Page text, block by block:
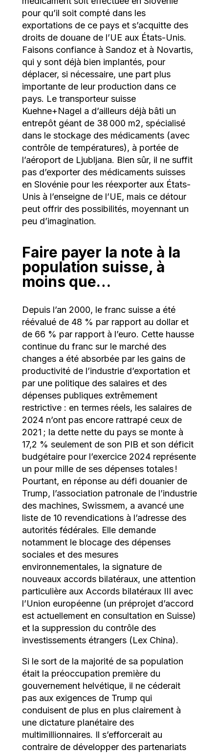
pour qu’il soit compté dans les
exportations de ce pays et s’acquitte des
droits de douane de l’UE aux États-Unis.
Faisons confiance à Sandoz et à Novartis,
qui y sont déjà bien implantés, pour
déplacer, si nécessaire, une part plus
importante de leur production dans ce
pays. Le transporteur suisse
Kuehne+Nagel a d’ailleurs déjà bâti un
entrepôt géant de 38 000 m2, spécialisé
dans le stockage des médicaments (avec
contrôle de températures), à portée de
l’aéroport de Ljubljana. Bien sûr, il ne suffit
pas d’exporter des médicaments suisses
en Slovénie pour les réexporter aux États-
Unis à l’enseigne de l’UE, mais ce détour
peut offrir des possibilités, moyennant un
peu d’imagination.
Faire payer la note à la
population suisse, à
moins que…
Depuis l’an 2000, le franc suisse a été
réévalué de 48 % par rapport au dollar et
de 66 % par rapport à l’euro. Cette hausse
continue du franc sur le marché des
changes a été absorbée par les gains de
productivité de l’industrie d’exportation et
par une politique des salaires et des
dépenses publiques extrêmement
restrictive : en termes réels, les salaires de
2024 n’ont pas encore rattrapé ceux de
2021 ; la dette nette du pays se monte à
17,2 % seulement de son PIB et son déficit
budgétaire pour l’exercice 2024 représente
un pour mille de ses dépenses totales !
Pourtant, en réponse au défi douanier de
Trump, l’association patronale de l’industrie
des machines, Swissmem, a avancé une
liste de 10 revendications à l’adresse des
autorités fédérales. Elle demande
notamment le blocage des dépenses
sociales et des mesures
environnementales, la signature de
nouveaux accords bilatéraux, une attention
particulière aux Accords bilatéraux III avec
l’Union européenne (un préprojet d’accord
est actuellement en consultation en Suisse)
et la suppression du contrôle des
investissements étrangers (Lex China).
Si le sort de la majorité de sa population
était la préoccupation première du
gouvernement helvétique, il ne céderait
pas aux exigences de Trump qui
conduisent de plus en plus clairement à
une dictature planétaire des
multimillionnaires. Il s’efforcerait au
contraire de développer des partenariats